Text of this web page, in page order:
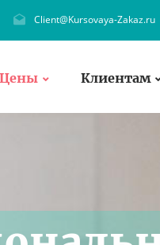
Client@Kursovaya-Zakaz.ru
Цены Клиентам